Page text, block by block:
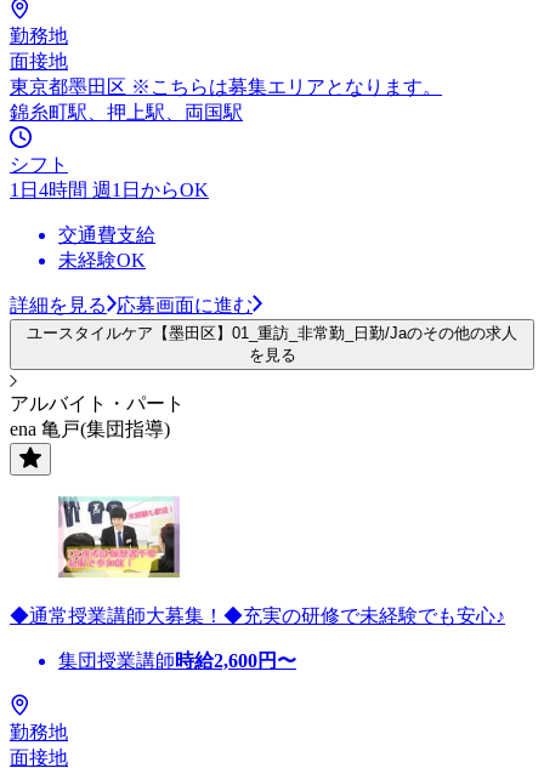
勤務地
面接地
東京都墨田区 ※こちらは募集エリアとなります。
錦糸町駅、押上駅、両国駅
シフト
1日4時間 週1日からOK
交通費支給
未経験OK
詳細を見る 応募画面に進む
ユースタイルケア【墨田区】01_重訪_非常勤_日勤/Jaのその他の求人
を見る
アルバイト・パート
ena 亀戸(集団指導)
◆通常授業講師大募集！◆充実の研修で未経験でも安心♪
集団授業講師時給2,600円〜
勤務地
面接地